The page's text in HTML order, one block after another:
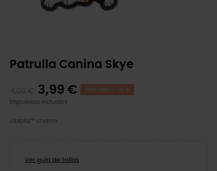
Patrulla Canina Skye
3,99 € DESCUENTO 1,00 €
Impuestos incluidos
Jibbitz™ charm.
Ver guía de tallas